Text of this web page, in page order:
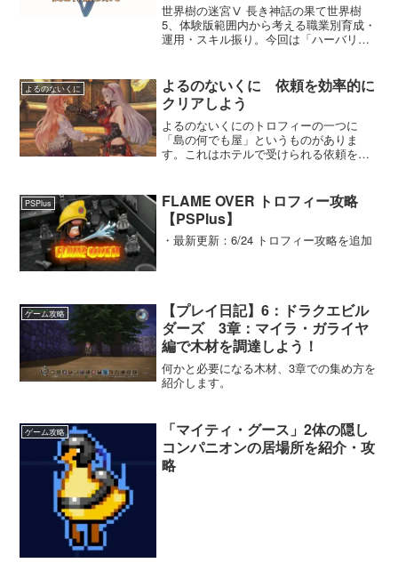
世界樹の迷宮Ⅴ 長き神話の果て世界樹
5、体験版範囲内から考える職業別育成・
運用・スキル振り。今回は「ハーバリス
よるのないくに
よるのないくに 依頼を効率的に
クリアしよう
よるのないくにのトロフィーの一つに
「島の何でも屋」というものがありま
す。これはホテルで受けられる依頼を合
きません私もなるべくクエストを消化し
ながらストーリーを進めていま...
PSPlus
FLAME OVER トロフィー攻略
【PSPlus】
・最新更新：6/24 トロフィー攻略を追加
ゲーム攻略
【プレイ日記】6：ドラクエビル
ダーズ 3章：マイラ・ガライヤ
編で木材を調達しよう！
何かと必要になる木材、3章での集め方を
紹介します。
ゲーム攻略
「マイティ・グース」2体の隠し
コンパニオンの居場所を紹介・攻
略